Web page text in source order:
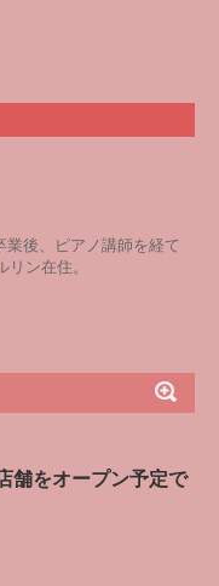
後、ピアノ講師を経て
ン在住。
舗をオープン予定で